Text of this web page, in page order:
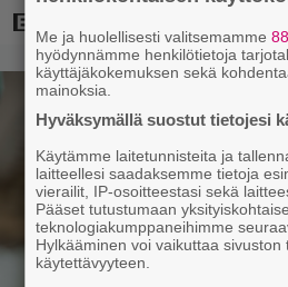
Me ja huolellisesti valitsemamme
hyödynnämme henkilötietoja
käyttäjäkokemuksen sekä
mainoksia.
Hyväksymällä suostut tietojesi
Käytämme laitetunnisteita ja
laitteellesi saadaksemme tietoja
vierailit, IP-osoitteestasi sekä
Pääset tutustumaan
teknologiakumppaneihimme
Hylkääminen voi vaikuttaa sivuston
käytettävyyteen.